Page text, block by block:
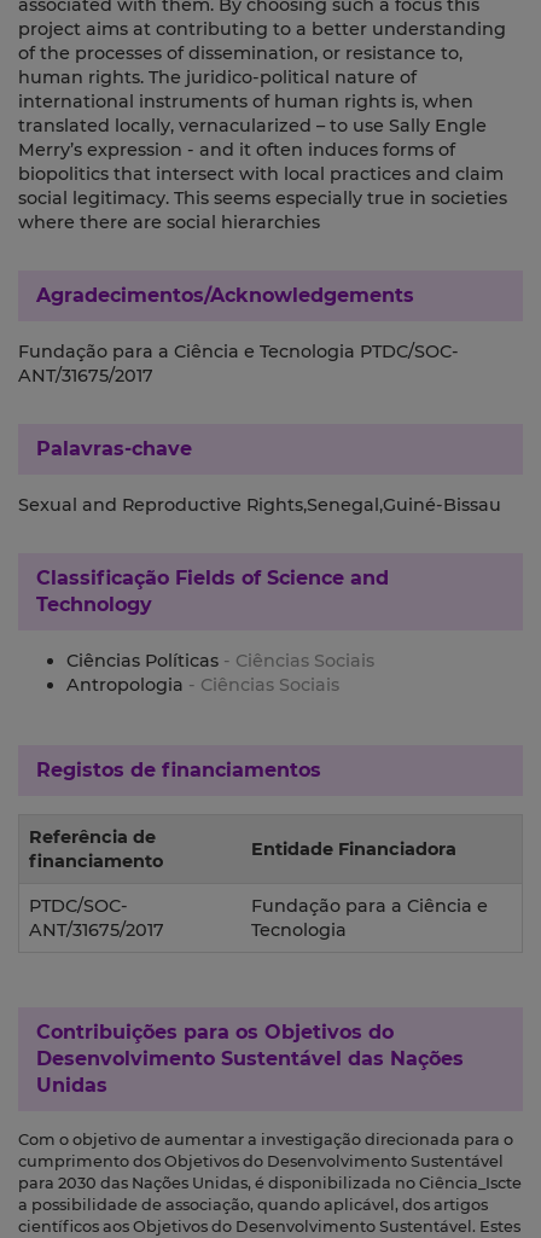
associated with them. By choosing such a focus this
project aims at contributing to a better understanding
of the processes of dissemination, or resistance to,
human rights. The juridico-political nature of
international instruments of human rights is, when
translated locally, vernacularized – to use Sally Engle
Merry’s expression - and it often induces forms of
biopolitics that intersect with local practices and claim
social legitimacy. This seems especially true in societies
where there are social hierarchies
Agradecimentos/Acknowledgements
Fundação para a Ciência e Tecnologia PTDC/SOC-
ANT/31675/2017
Palavras-chave
Sexual and Reproductive Rights,Senegal,Guiné-Bissau
Classificação Fields of Science and
Technology
Ciências Políticas - Ciências Sociais
Antropologia - Ciências Sociais
Registos de financiamentos
Referência de
financiamento
Entidade Financiadora
PTDC/SOC-
ANT/31675/2017
Fundação para a Ciência e
Tecnologia
Contribuições para os Objetivos do
Desenvolvimento Sustentável das Nações
Unidas
Com o objetivo de aumentar a investigação direcionada para o
cumprimento dos Objetivos do Desenvolvimento Sustentável
para 2030 das Nações Unidas, é disponibilizada no Ciência_Iscte
a possibilidade de associação, quando aplicável, dos artigos
científicos aos Objetivos do Desenvolvimento Sustentável. Estes